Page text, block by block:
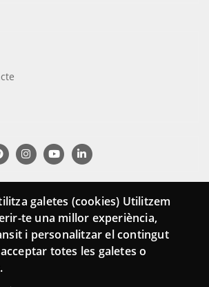
galetes (cookies) Utilitzem
te una millor experiència,
i personalitzar el contingut
totes les galetes o